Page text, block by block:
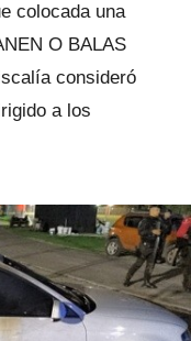
colocada una
O BALAS
consideró
a los